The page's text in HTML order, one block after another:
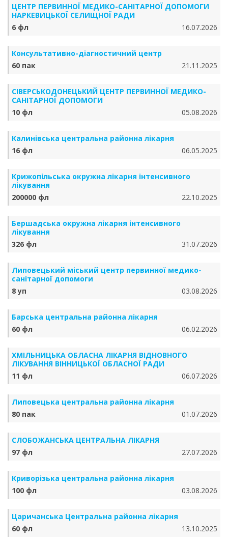
ЦЕНТР ПЕРВИННОЇ МЕДИКО-САНІТАРНОЇ ДОПОМОГИ
НАРКЕВИЦЬКОЇ СЕЛИЩНОЇ РАДИ
6 фл
16.07.2026
Консультативно-діагностичний центр
60 пак
21.11.2025
СІВЕРСЬКОДОНЕЦЬКИЙ ЦЕНТР ПЕРВИННОЇ МЕДИКО-
САНІТАРНОЇ ДОПОМОГИ
10 фл
05.08.2026
Калинівська центральна районна лікарня
16 фл
06.05.2025
Крижопільська окружна лікарня інтенсивного
лікування
200000 фл
22.10.2025
Бершадська окружна лікарня інтенсивного
лікування
326 фл
31.07.2026
Липовецький міський центр первинної медико-
санітарної допомоги
8 уп
03.08.2026
Барська центральна районна лікарня
60 фл
06.02.2026
ХМІЛЬНИЦЬКА ОБЛАСНА ЛІКАРНЯ ВІДНОВНОГО
ЛІКУВАННЯ ВІННИЦЬКОЇ ОБЛАСНОЇ РАДИ
11 фл
06.07.2026
Липовецька центральна районна лікарня
80 пак
01.07.2026
СЛОБОЖАНСЬКА ЦЕНТРАЛЬНА ЛІКАРНЯ
97 фл
27.07.2026
Криворізька центральна районна лікарня
100 фл
03.08.2026
Царичанська Центральна районна лікарня
60 фл
13.10.2025